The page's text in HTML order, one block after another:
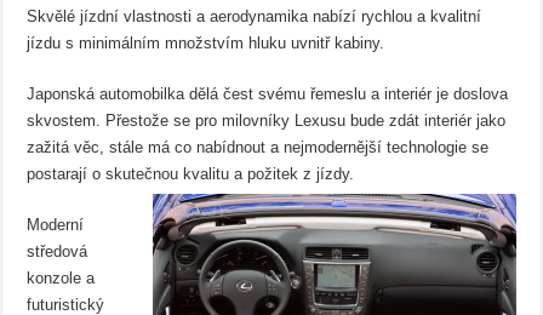
Skvělé jízdní vlastnosti a aerodynamika nabízí rychlou a kvalitní
jízdu s minimálním množstvím hluku uvnitř kabiny.
Japonská automobilka dělá čest svému řemeslu a interiér je doslova
skvostem. Přestože se pro milovníky Lexusu bude zdát interiér jako
zažitá věc, stále má co nabídnout a nejmodernější technologie se
postarají o skutečnou kvalitu a požitek z jízdy.
Moderní
středová
konzole a
futuristický